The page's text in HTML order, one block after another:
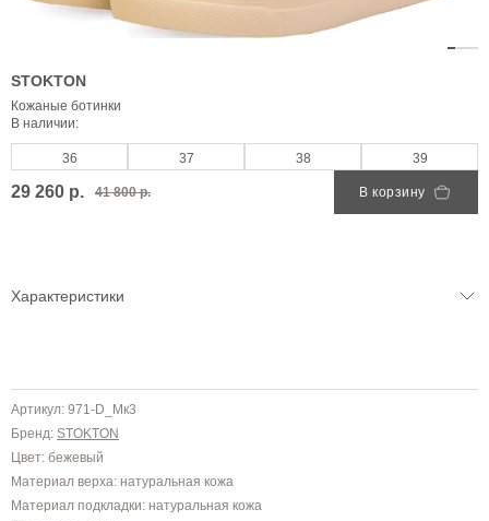
STOKTON
Кожаные ботинки
В наличии:
36 37 38 39
29 260 р. 41 800 р. В корзину
Характеристики
Артикул: 971-D_Мк3
Бренд: STOKTON
Цвет: бежевый
Материал верха: натуральная кожа
Материал подкладки: натуральная кожа